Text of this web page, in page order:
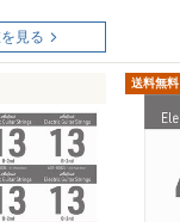
見る
送料無料